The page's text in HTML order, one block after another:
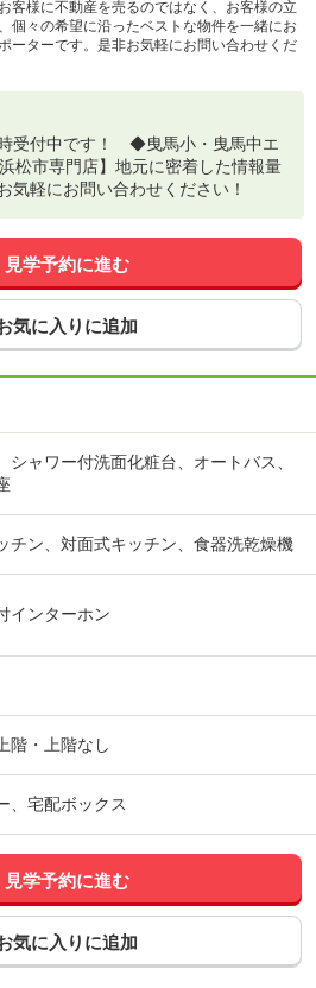
客様に不動産を売るのではなく、お客様の立
個々の希望に沿ったベストな物件を一緒にお
ーターです。是非お気軽にお問い合わせくだ
受付中です！ ◆曳馬小・曳馬中エ
松市専門店】地元に密着した情報量
気軽にお問い合わせください！
見学予約に進む
シャワー付洗面化粧台、オートバス、
チン、対面式キッチン、食器洗乾燥機
インターホン
階・上階なし
、宅配ボックス
見学予約に進む